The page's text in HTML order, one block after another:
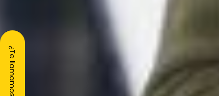
¿Te llamamos?